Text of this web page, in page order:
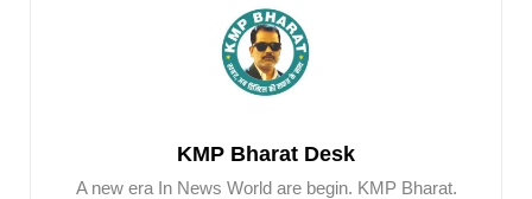
KMP Bharat Desk
A new era In News World are begin. KMP Bharat.